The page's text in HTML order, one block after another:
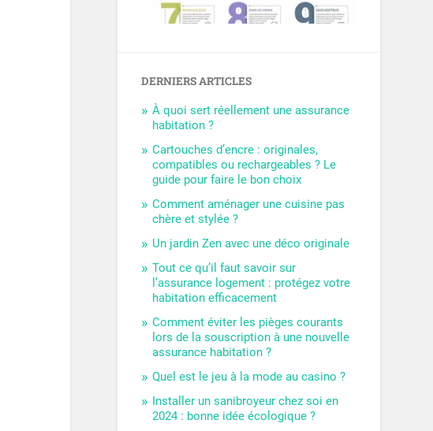
DERNIERS ARTICLES
À quoi sert réellement une assurance
habitation ?
Cartouches d’encre : originales,
compatibles ou rechargeables ? Le
guide pour faire le bon choix
Comment aménager une cuisine pas
chère et stylée ?
Un jardin Zen avec une déco originale
Tout ce qu’il faut savoir sur
l’assurance logement : protégez votre
habitation efficacement
Comment éviter les pièges courants
lors de la souscription à une nouvelle
assurance habitation ?
Quel est le jeu à la mode au casino ?
Installer un sanibroyeur chez soi en
2024 : bonne idée écologique ?